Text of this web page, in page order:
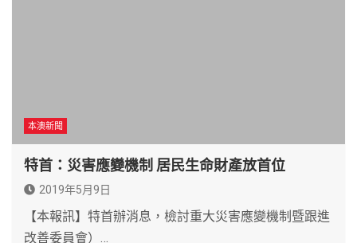
本澳新聞
特首：災害應變機制 居民生命財產放首位
2019年5月9日
【本報訊】特首辦消息，檢討重大災害應變機制暨跟進
改善委員會）…